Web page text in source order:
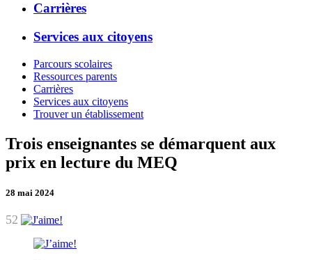
Carrières
Services aux citoyens
Parcours scolaires
Ressources parents
Carrières
Services aux citoyens
Trouver un établissement
Trois enseignantes se démarquent aux
prix en lecture du MEQ
28 mai 2024
52